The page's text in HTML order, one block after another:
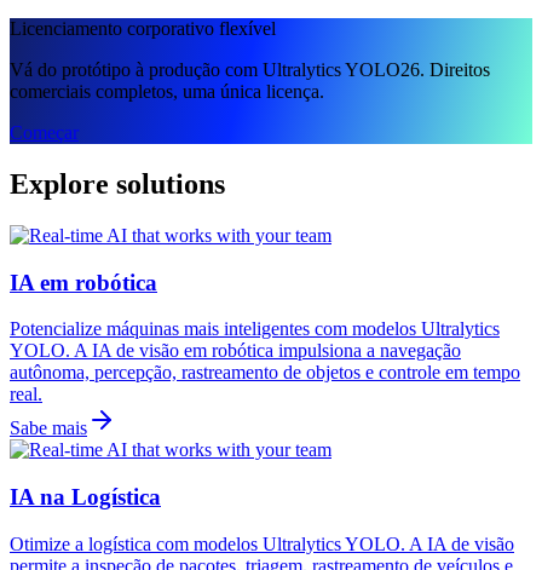
Licenciamento corporativo flexível
Vá do protótipo à produção com Ultralytics YOLO26. Direitos
comerciais completos, uma única licença.
Começar
Explore solutions
IA em robótica
Potencialize máquinas mais inteligentes com modelos Ultralytics
YOLO. A IA de visão em robótica impulsiona a navegação
autônoma, percepção, rastreamento de objetos e controle em tempo
real.
Sabe mais
IA na Logística
Otimize a logística com modelos Ultralytics YOLO. A IA de visão
permite a inspeção de pacotes, triagem, rastreamento de veículos e